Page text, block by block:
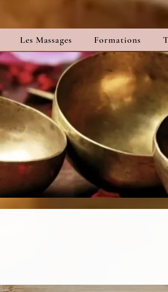
Les Massages Formations